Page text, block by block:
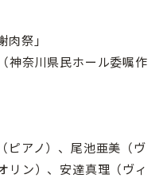
祭」
神奈川県民ホール委嘱作
ピアノ）、尾池亜美（ヴ
リン）、安達真理（ヴィ